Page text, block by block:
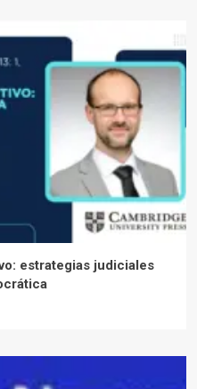
estrategias judiciales